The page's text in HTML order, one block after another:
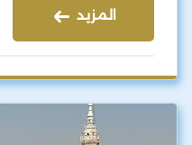
المزيد